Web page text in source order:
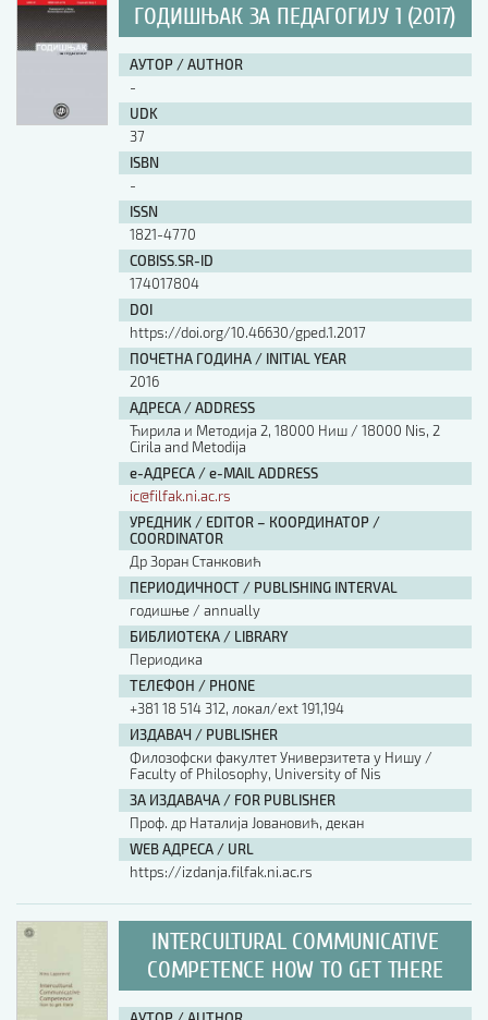
ISBN ГОДИШЊАК ЗА ПЕДАГОГИЈУ 1 (2017)
АУТОР / AUTHOR
-
UDK
37
ISBN
-
ISSN
1821-4770
COBISS.SR-ID
174017804
DOI
https://doi.org/10.46630/gped.1.2017
ПОЧЕТНА ГОДИНА / INITIAL YEAR
2016
АДРЕСА / ADDRESS
Ћирила и Методија 2, 18000 Ниш / 18000 Nis, 2
Cirila and Metodija
е-АДРЕСА / e-MAIL ADDRESS
ic@filfak.ni.ac.rs
УРЕДНИК / EDITOR – КООРДИНАТОР /
COORDINATOR
Др Зоран Станковић
ПЕРИОДИЧНОСТ / PUBLISHING INTERVAL
годишње / annually
БИБЛИОТЕКА / LIBRARY
Периодика
ТЕЛЕФОН / PHONE
+381 18 514 312, локал/ext 191,194
ИЗДАВАЧ / PUBLISHER
Филозофски факултет Универзитета у Нишу /
Faculty of Philosophy, University of Nis
ЗА ИЗДАВАЧА / FOR PUBLISHER
Проф. др Наталија Јовановић, декан
WEB АДРЕСА / URL
https://izdanja.filfak.ni.ac.rs
INTERCULTURAL COMMUNICATIVE
COMPETENCE HOW TO GET THERE